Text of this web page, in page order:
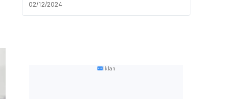
02/12/2024
Iklan